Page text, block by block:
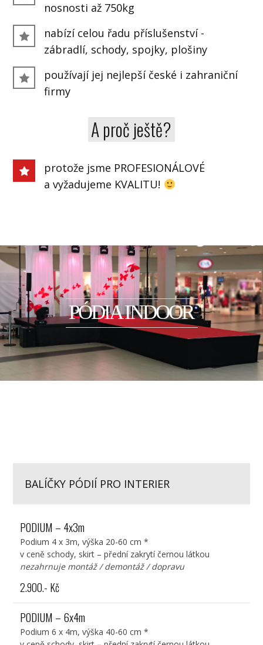
nosnosti až 750kg
nabízí celou řadu příslušenství -
zábradlí, schody, spojky, plošiny
používají jej nejlepší české i zahraniční
firmy
A proč ještě?
protože jsme PROFESIONÁLOVÉ
a vyžadujeme KVALITU!
PÓDIA INDOOR
BALÍČKY PÓDIÍ PRO INTERIER
PODIUM – 4x3m
Podium 4 x 3m, výška 20-60 cm *
v ceně schody, skirt – přední zakrytí černou látkou
nezahrnuje montáž / demontáž / dopravu
2.900.- Kč
PODIUM – 6x4m
Podium 6 x 4m, výška 40-60 cm *